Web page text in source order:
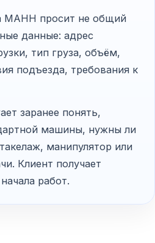
МАНН просит не общий
данные: адрес
тип груза, объём,
подъезда, требования к
заранее понять,
машины, нужны ли
манипулятор или
Клиент получает
работ.